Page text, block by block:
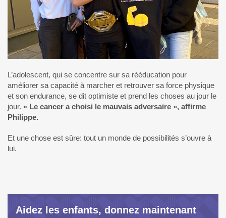
L’adolescent, qui se concentre sur sa rééducation pour
améliorer sa capacité à marcher et retrouver sa force physique
et son endurance, se dit optimiste et prend les choses au jour le
jour. « Le cancer a choisi le mauvais adversaire », affirme
Philippe.
Et une chose est sûre: tout un monde de possibilités s’ouvre à
lui.
Aidez les enfants, donnez maintenant